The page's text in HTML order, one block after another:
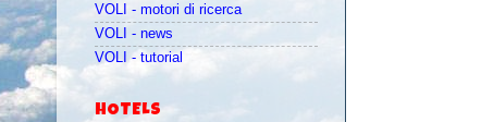
VOLI - motori di ricerca
VOLI - news
VOLI - tutorial
HOTELS